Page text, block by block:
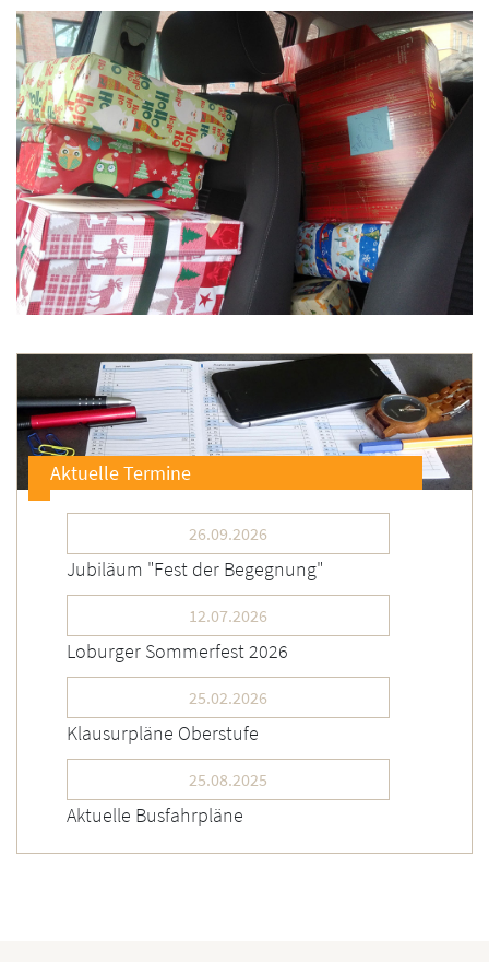
Aktuelle Termine
26.09.2026
Jubiläum "Fest der Begegnung"
12.07.2026
Loburger Sommerfest 2026
25.02.2026
Klausurpläne Oberstufe
25.08.2025
Aktuelle Busfahrpläne